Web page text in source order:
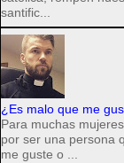
santific...
¿Es malo que me
Para muchas
por ser una persona
me guste o ...